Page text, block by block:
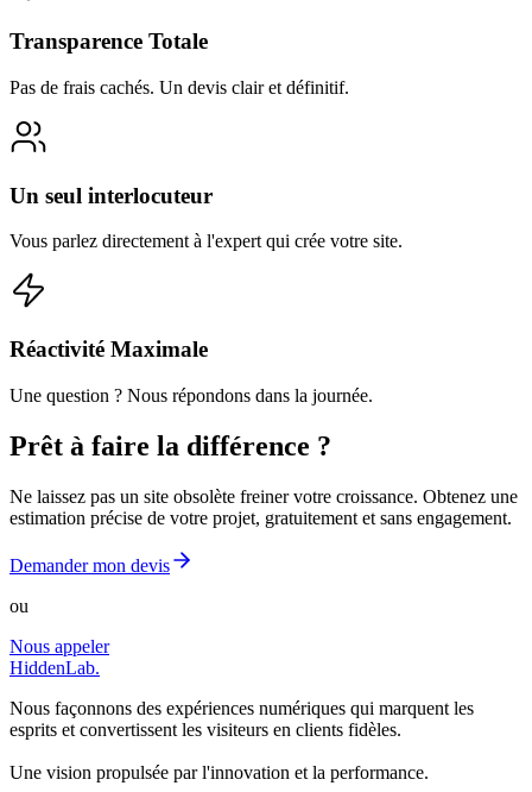
Transparence Totale
Pas de frais cachés. Un devis clair et définitif.
Un seul interlocuteur
Vous parlez directement à l'expert qui crée votre site.
Réactivité Maximale
Une question ? Nous répondons dans la journée.
Prêt à faire la différence ?
Ne laissez pas un site obsolète freiner votre croissance. Obtenez une
estimation précise de votre projet, gratuitement et sans engagement.
Demander mon devis
ou
Nous appeler
HiddenLab.
Nous façonnons des expériences numériques qui marquent les
esprits et convertissent les visiteurs en clients fidèles.
Une vision propulsée par l'innovation et la performance.